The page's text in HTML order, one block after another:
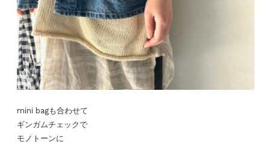
mini bagも合わせて
ギンガムチェックで
モノトーンに